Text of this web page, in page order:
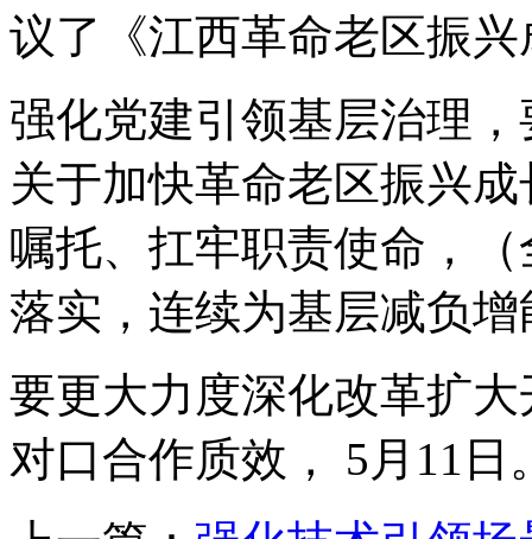
议了《江西革命老区振
强化党建引领基层治理
关于加快革命老区振兴
嘱托、扛牢职责使命，
落实，连续为基层减负
要更大力度深化改革扩
对口合作质效， 5月11日